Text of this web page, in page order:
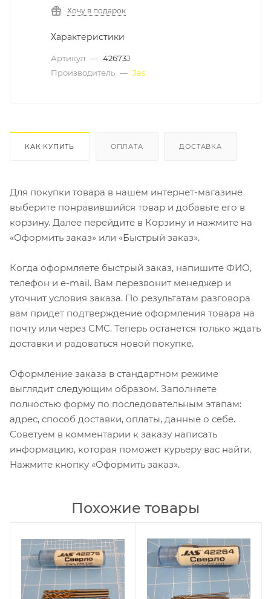
Хочу в подарок
Характеристики
Артикул — 42673J
Производитель — Jas
КАК КУПИТЬ ОПЛАТА ДОСТАВКА
Для покупки товара в нашем интернет-магазине
выберите понравившийся товар и добавьте его в
корзину. Далее перейдите в Корзину и нажмите на
«Оформить заказ» или «Быстрый заказ».
Когда оформляете быстрый заказ, напишите ФИО,
телефон и e-mail. Вам перезвонит менеджер и
уточнит условия заказа. По результатам разговора
вам придет подтверждение оформления товара на
почту или через СМС. Теперь останется только ждать
доставки и радоваться новой покупке.
Оформление заказа в стандартном режиме
выглядит следующим образом. Заполняете
полностью форму по последовательным этапам:
адрес, способ доставки, оплаты, данные о себе.
Советуем в комментарии к заказу написать
информацию, которая поможет курьеру вас найти.
Нажмите кнопку «Оформить заказ».
Похожие товары